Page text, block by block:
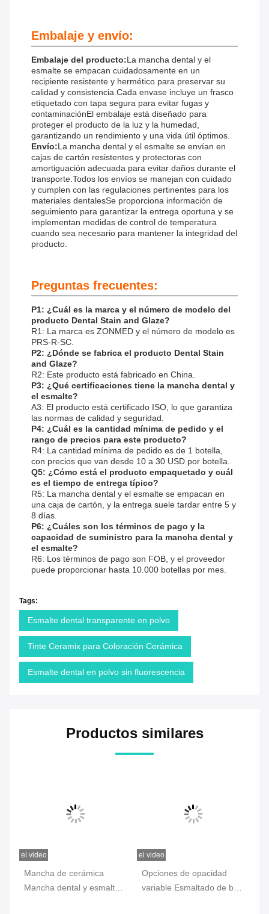
Embalaje y envío:
Embalaje del producto:La mancha dental y el
esmalte se empacan cuidadosamente en un
recipiente resistente y hermético para preservar su
calidad y consistencia.Cada envase incluye un frasco
etiquetado con tapa segura para evitar fugas y
contaminaciónEl embalaje está diseñado para
proteger el producto de la luz y la humedad,
garantizando un rendimiento y una vida útil óptimos.
Envío:La mancha dental y el esmalte se envían en
cajas de cartón resistentes y protectoras con
amortiguación adecuada para evitar daños durante el
transporte.Todos los envíos se manejan con cuidado
y cumplen con las regulaciones pertinentes para los
materiales dentalesSe proporciona información de
seguimiento para garantizar la entrega oportuna y se
implementan medidas de control de temperatura
cuando sea necesario para mantener la integridad del
producto.
Preguntas frecuentes:
P1: ¿Cuál es la marca y el número de modelo del
producto Dental Stain and Glaze?
R1: La marca es ZONMED y el número de modelo es
PRS-R-SC.
P2: ¿Dónde se fabrica el producto Dental Stain
and Glaze?
R2: Este producto está fabricado en China.
P3: ¿Qué certificaciones tiene la mancha dental y
el esmalte?
A3: El producto está certificado ISO, lo que garantiza
las normas de calidad y seguridad.
P4: ¿Cuál es la cantidad mínima de pedido y el
rango de precios para este producto?
R4: La cantidad mínima de pedido es de 1 botella,
con precios que van desde 10 a 30 USD por botella.
Q5: ¿Cómo está el producto empaquetado y cuál
es el tiempo de entrega típico?
R5: La mancha dental y el esmalte se empacan en
una caja de cartón, y la entrega suele tardar entre 5 y
8 días.
P6: ¿Cuáles son los términos de pago y la
capacidad de suministro para la mancha dental y
el esmalte?
R6: Los términos de pago son FOB, y el proveedor
puede proporcionar hasta 10.000 botellas por mes.
Tags:
Esmalte dental transparente en polvo
Tinte Ceramix para Coloración Cerámica
Esmalte dental en polvo sin fluorescencia
Productos similares
el video
Mancha de cerámica
Mancha dental y esmalte
el video
Opciones de opacidad
variable Esmaltado de baja